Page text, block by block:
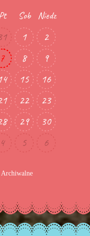
Sob Niedz
1
2
7 8
9
15
16
22
23
29
30
4 5 6
Archiwalne